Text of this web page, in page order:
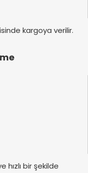
kargoya verilir.
hızlı bir şekilde